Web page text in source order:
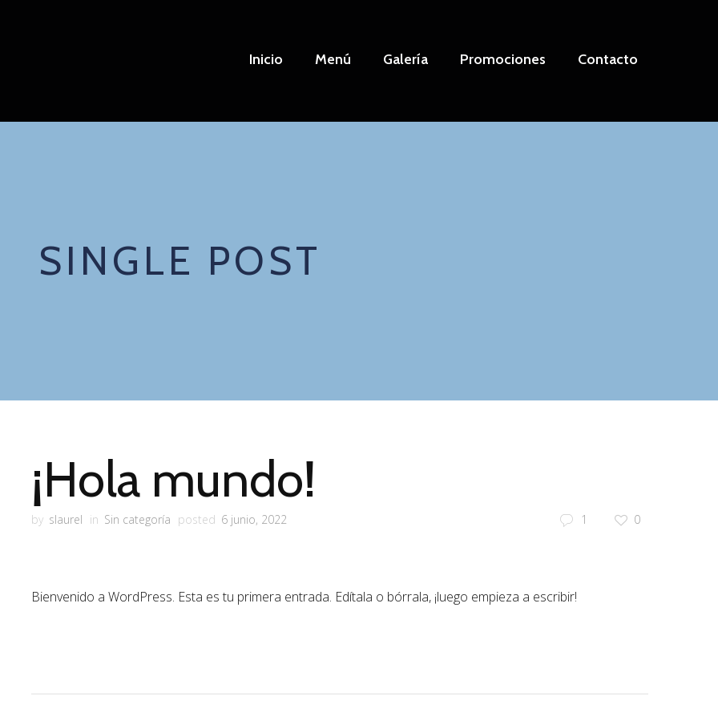
Inicio Menú Galería Promociones Contacto
SINGLE POST
¡Hola mundo!
by slaurel in Sin categoría posted 6 junio, 2022 1 0
Bienvenido a WordPress. Esta es tu primera entrada. Edítala o bórrala, ¡luego empieza a escribir!